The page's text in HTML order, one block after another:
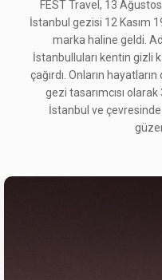
FEST Travel, 13
İstanbul gezisi 12 Kasım
marka haline geldi.
İstanbulluları kentin gizli
çağırdı. Onların
gezi tasarımcısı
İstanbul ve
KÖŞE BUCAK